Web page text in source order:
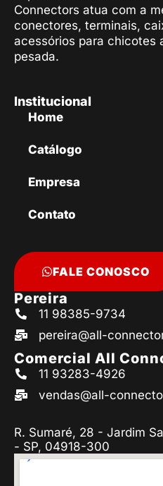
Connectors atua com a
conectores, terminais,
acessórios para chicotes
pesada.
Institucional
Home
Catálogo
Empresa
Contato
FALE CONOSCO
Pereira
11 98385-9734
pereira@all-
Comercial All
11 93283-4926
vendas@all-
R. Sumaré, 28 - Jardim
- SP, 04918-300